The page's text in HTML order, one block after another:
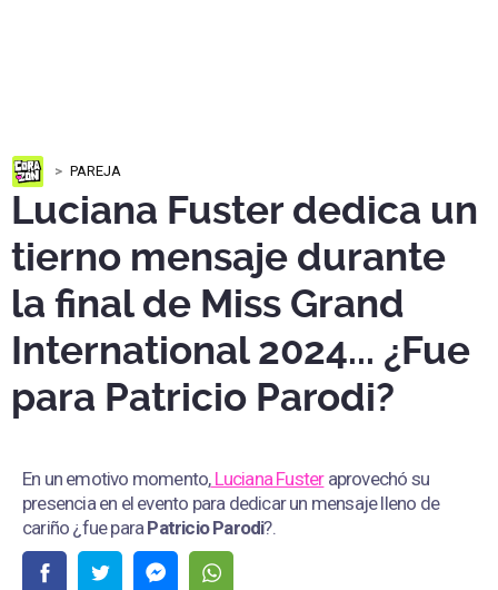
PAREJA
Luciana Fuster dedica un
tierno mensaje durante
la final de Miss Grand
International 2024... ¿Fue
para Patricio Parodi?
En un emotivo momento,Luciana Fusteraprovechó su
presencia en el evento para dedicar un mensaje lleno de
cariño ¿fue paraPatricio Parodi?.